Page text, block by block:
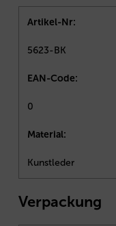
Artikel-Nr:
5623-BK
EAN-Code:
0
Material:
Kunstleder
Verpackung